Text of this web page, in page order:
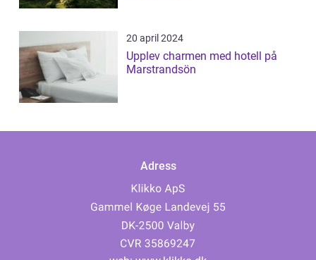
20 april 2024
Upplev charmen med hotell på
Marstrandsön
Adress